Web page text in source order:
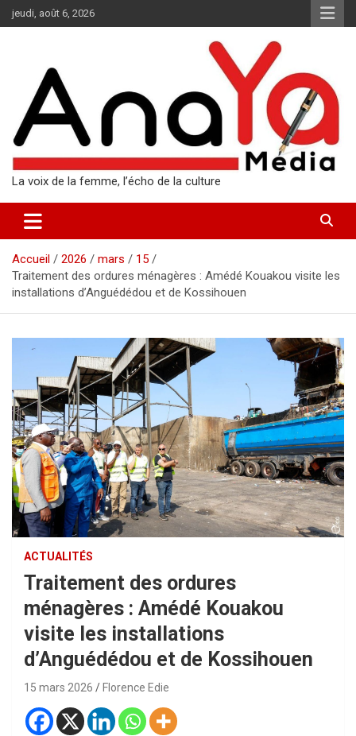
Aller
au
jeudi, août 6, 2026
La voix de la femme, l’écho de la culture
Accueil 2026 mars
15
Traitement des ordures ménagères : Amédé Kouakou visite les
installations d’Anguédédou et de Kossihouen
ACTUALITÉS
Traitement des ordures
ménagères : Amédé Kouakou
visite les installations
d’Anguédédou et de Kossihouen
15 mars 2026 Florence Edie